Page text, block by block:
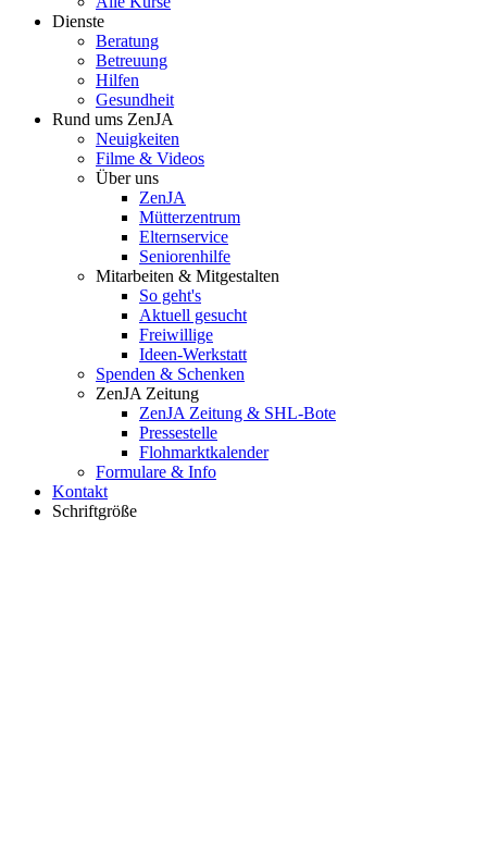
Dienste
Beratung
Betreuung
Hilfen
Gesundheit
Rund ums ZenJA
Neuigkeiten
Filme & Videos
Über uns
ZenJA
Mütterzentrum
Elternservice
Seniorenhilfe
Mitarbeiten & Mitgestalten
So geht's
Aktuell gesucht
Freiwillige
Ideen-Werkstatt
Spenden & Schenken
ZenJA Zeitung
ZenJA Zeitung & SHL-Bote
Pressestelle
Flohmarktkalender
Formulare & Info
Kontakt
Schriftgröße